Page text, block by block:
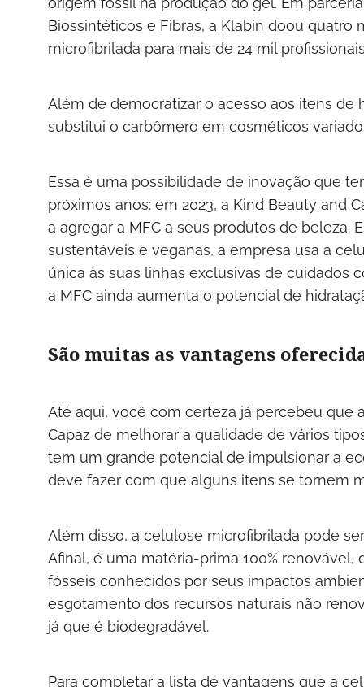
Biossintéticos e Fibras, a Klabin doou
microfibrilada para mais de 24 mil
Além de democratizar o acesso aos itens
substitui o carbômero em cosméticos
Essa é uma possibilidade de inovação que
próximos anos: em 2023, a Kind Beauty and
a agregar a MFC a seus produtos de
sustentáveis e veganas, a empresa usa a
única às suas linhas exclusivas de cuidados
a MFC ainda aumenta o potencial de
São muitas as vantagens
Até aqui, você com certeza já percebeu que
Capaz de melhorar a qualidade de vários
tem um grande potencial de impulsionar a
deve fazer com que alguns itens se tornem
Além disso, a celulose microfibrilada pode
Afinal, é uma matéria-prima 100%
fósseis conhecidos por seus impactos
esgotamento dos recursos naturais não
já que é biodegradável.
Para completar a lista de vantagens que a